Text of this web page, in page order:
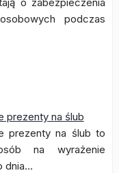
podczas
prezenty na ślub
prezenty na ślub to
na wyrażenie
dnia…